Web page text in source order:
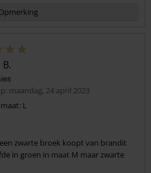
maandag, 24 april 2023
L
zwarte broek koopt van brandit
in groen in maat M maar zwarte